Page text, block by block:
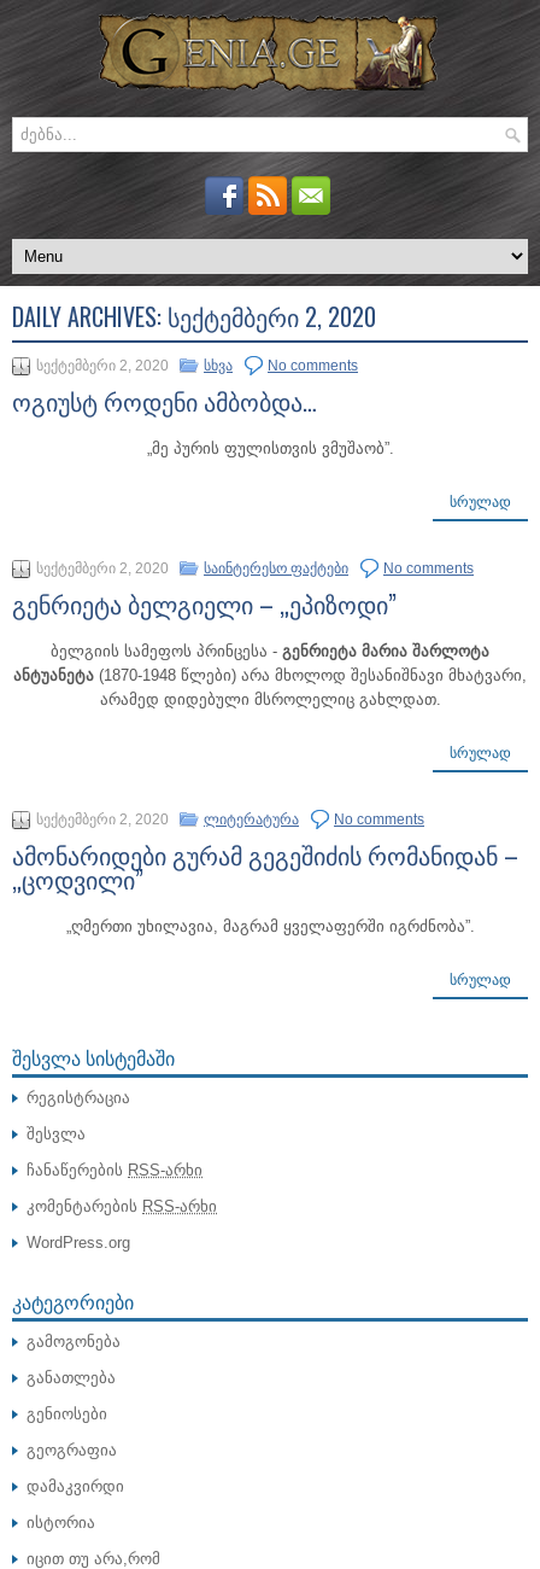
DAILY ARCHIVES: ᲡᲔᲥᲢᲔᲛᲑᲔᲠᲘ 2, 2020
სექტემბერი 2, 2020 სხვა No comments
ოგიუსტ როდენი ამბობდა…
„მე პურის ფულისთვის ვმუშაობ”.
ᲡᲠᲣᲚᲐᲓ
სექტემბერი 2, 2020 საინტერესო ფაქტები No comments
გენრიეტა ბელგიელი – „ეპიზოდი”
ბელგიის სამეფოს პრინცესა - გენრიეტა მარია შარლოტა
ანტუანეტა (1870-1948 წლები) არა მხოლოდ შესანიშნავი მხატვარი,
არამედ დიდებული მსროლელიც გახლდათ.
ᲡᲠᲣᲚᲐᲓ
სექტემბერი 2, 2020 ლიტერატურა No comments
ამონარიდები გურამ გეგეშიძის რომანიდან –
„ცოდვილი”
„ღმერთი უხილავია, მაგრამ ყველაფერში იგრძნობა”.
ᲡᲠᲣᲚᲐᲓ
ᲨᲔᲡᲕᲚᲐ ᲡᲘᲡᲢᲔᲛᲐᲨᲘ
რეგისტრაცია
შესვლა
ჩანაწერების RSS-არხი
კომენტარების RSS-არხი
WordPress.org
ᲙᲐᲢᲔᲒᲝᲠᲘᲔᲑᲘ
გამოგონება
განათლება
გენიოსები
გეოგრაფია
დამაკვირდი
ისტორია
იცით თუ არა,რომ